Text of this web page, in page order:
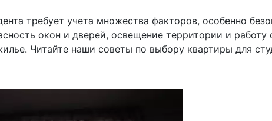
требует учета множества факторов, особенно
окон и дверей, освещение территории и
Читайте наши советы по выбору квартиры для